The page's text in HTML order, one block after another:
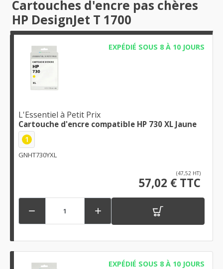
Cartouches d'encre pas chères
HP DesignJet T 1700
EXPÉDIÉ SOUS 8 À 10 JOURS
L'Essentiel à Petit Prix
Cartouche d'encre compatible HP 730 XL Jaune
1
GNHT730YXL
(47,52 HT)
57,02 € TTC
 
EXPÉDIÉ SOUS 8 À 10 JOURS